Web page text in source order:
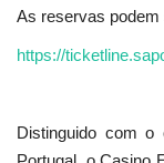
As reservas podem
https://
Distinguido com o